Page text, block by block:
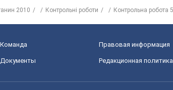
2010 Контрольні роботи Контрольна робота 5
Команда Правовая информация
Документы Редакционная политика